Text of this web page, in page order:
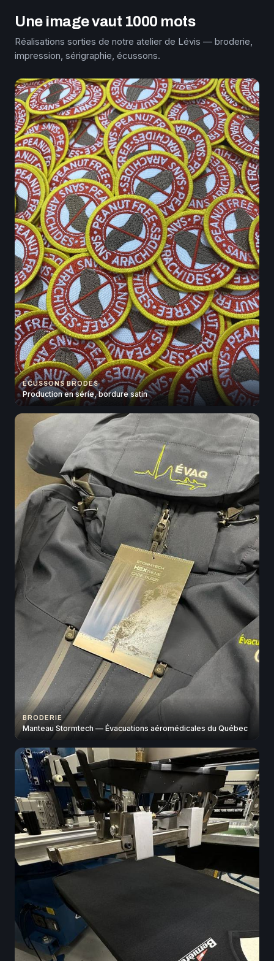
Une image vaut 1000 mots
Réalisations sorties de notre atelier de Lévis — broderie,
impression, sérigraphie, écussons.
ÉCUSSONS BRODÉS
Production en série, bordure satin
BRODERIE
Manteau Stormtech — Évacuations aéromédicales du Québec